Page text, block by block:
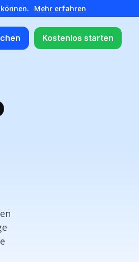
Mehr erfahren
Kostenlos starten